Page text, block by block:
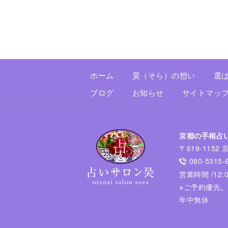
ホーム 昊（そら）の想い 選
ブログ
お知らせ サイトマッ
京都の手相占
〒619-1152
080-5315-
営業時間 /
※ご予約優先
年中無休